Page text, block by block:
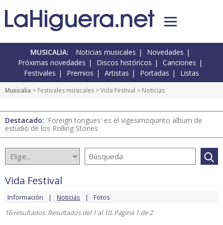
MUSICALIA: Noticias musicales
Novedades
Próximas novedades
Discos históricos
Canciones
Festivales
Premios Artistas Portadas Listas
Musicalia > Festivales musicales >Vida Festival > Noticias
Destacado: 'Foreign tongues' es el vigesimoquinto álbum de
estudio de los Rolling Stones
Vida Festival
Información Noticias
Fotos
16 resultados. Resultados del 1 al 10. Página 1 de 2